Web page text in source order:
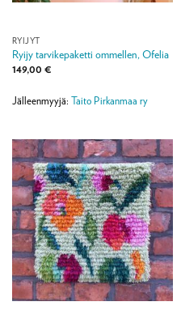
RYIJYT
Ryijy tarvikepaketti ommellen, Ofelia
149,00 €
Jälleenmyyjä: Taito Pirkanmaa ry